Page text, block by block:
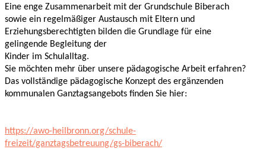
Eine enge Zusammenarbeit mit der Grundschule Biberach
sowie ein regelmäßiger Austausch mit Eltern und
Erziehungsberechtigten bilden die Grundlage für eine
gelingende Begleitung der
Kinder im Schulalltag.
Sie möchten mehr über unsere pädagogische Arbeit erfahren?
Das vollständige pädagogische Konzept des ergänzenden
kommunalen Ganztagsangebots finden Sie hier:
https://awo-heilbronn.org/schule-
freizeit/ganztagsbetreuung/gs-biberach/